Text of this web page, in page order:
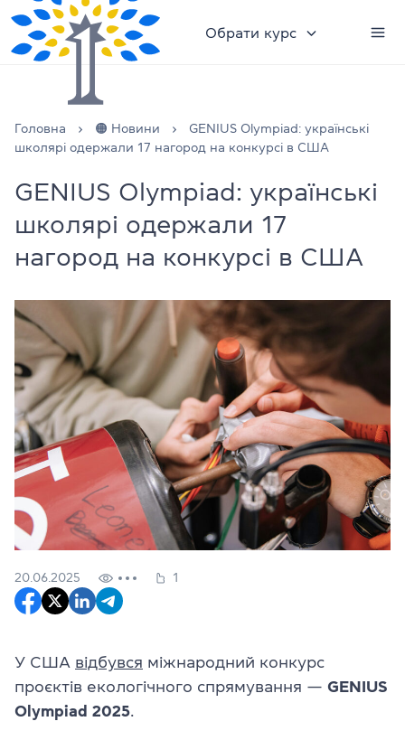
Обрати курс
Головна 🟠 Новини
GENIUS Olympiad: українські
школярі одержали 17 нагород на конкурсі в США
GENIUS Olympiad: українські
школярі одержали 17
нагород на конкурсі в США
20.06.2025 1
У США відбувся міжнародний конкурс
проєктів екологічного спрямування — GENIUS
Olympiad 2025.